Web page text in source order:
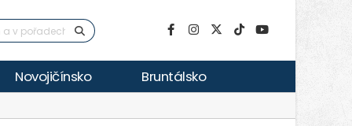
Novojičínsko Bruntálsko